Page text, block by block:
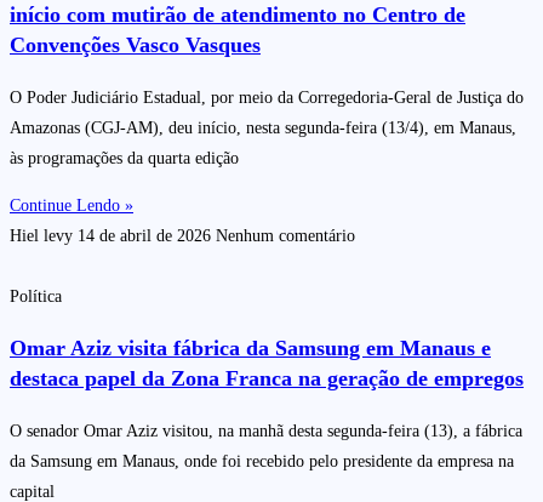
início com mutirão de atendimento no Centro de
Convenções Vasco Vasques
O Poder Judiciário Estadual, por meio da Corregedoria-Geral de Justiça do
Amazonas (CGJ-AM), deu início, nesta segunda-feira (13/4), em Manaus,
às programações da quarta edição
Continue Lendo »
Hiel levy 14 de abril de 2026 Nenhum comentário
Política
Omar Aziz visita fábrica da Samsung em Manaus e
destaca papel da Zona Franca na geração de empregos
O senador Omar Aziz visitou, na manhã desta segunda-feira (13), a fábrica
da Samsung em Manaus, onde foi recebido pelo presidente da empresa na
capital